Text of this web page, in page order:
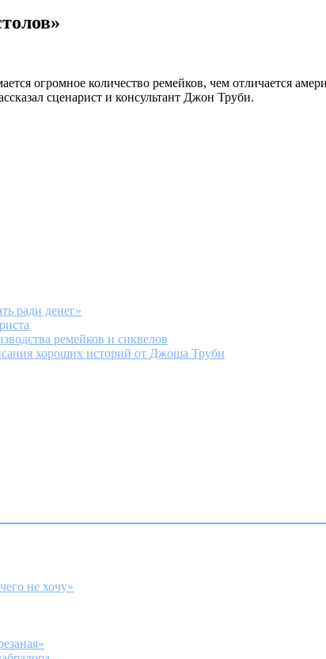
огромное количество ремейков, чем отличается
сценарист и консультант Джон Труби.
ради денег»
ремейков и сиквелов
хороших историй от Джоша Труби
не хочу»